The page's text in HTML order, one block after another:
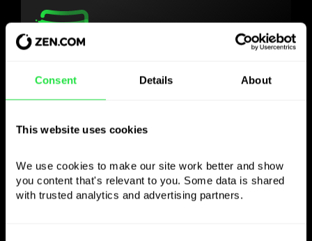
Consent Details About
This website uses cookies
We use cookies to make our site work better and show
you content that's relevant to you. Some data is shared
with trusted analytics and advertising partners.
Använd den valda
valutan
som du vill
Skicka pengar utomlands,
ta ut från bankomater utan
provision, betala med flervalutakortet